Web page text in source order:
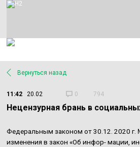
Вернуться назад
11:42 20.02 0 794
Нецензурная брань в
Федеральным законом от 30.12. 2020
изменения в закон «Об инфор- мации,